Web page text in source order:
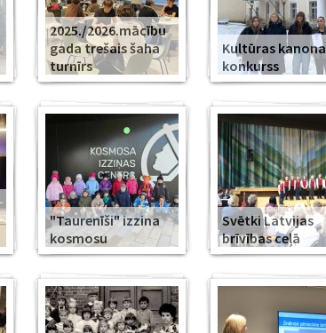
2025./2026.mācību
gada trešais šaha
turnīrs
Kultūras kanona
konkurss
"Taurenīši" izzina
kosmosu
Svētki Latvijas
brīvības ceļā